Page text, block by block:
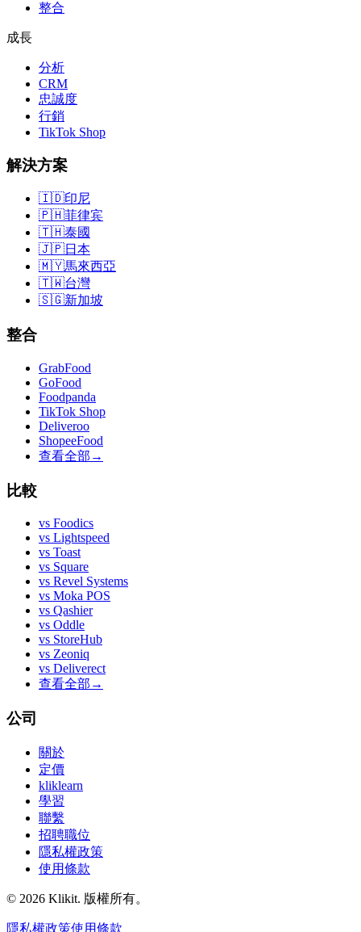
整合
成長
分析
CRM
忠誠度
行銷
TikTok Shop
解決方案
🇮🇩印尼
🇵🇭菲律宾
🇹🇭泰國
🇯🇵日本
🇲🇾馬來西亞
🇹🇼台灣
🇸🇬新加坡
整合
GrabFood
GoFood
Foodpanda
TikTok Shop
Deliveroo
ShopeeFood
查看全部 →
比較
vs Foodics
vs Lightspeed
vs Toast
vs Square
vs Revel Systems
vs Moka POS
vs Qashier
vs Oddle
vs StoreHub
vs Zeoniq
vs Deliverect
查看全部 →
公司
關於
定價
kliklearn
學習
聯繫
招聘職位
隱私權政策
使用條款
© 2026 Klikit. 版權所有。
隱私權政策使用條款